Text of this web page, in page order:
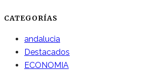
CATEGORÍAS
andalucia
Destacados
ECONOMIA